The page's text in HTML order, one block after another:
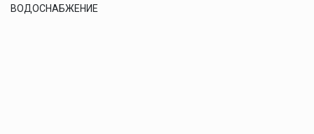
ВОДОСНАБЖЕНИЕ